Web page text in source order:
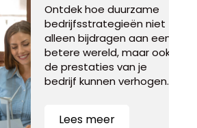
Ontdek hoe duurzame
bedrijfsstrategieën niet
alleen bijdragen aan een
betere wereld, maar ook
de prestaties van je
bedrijf kunnen verhogen.
Lees meer